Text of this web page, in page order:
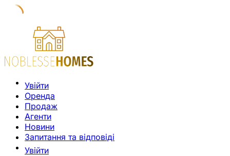
Увійти
Оренда
Продаж
Агенти
Новини
Запитання та відповіді
Увійти